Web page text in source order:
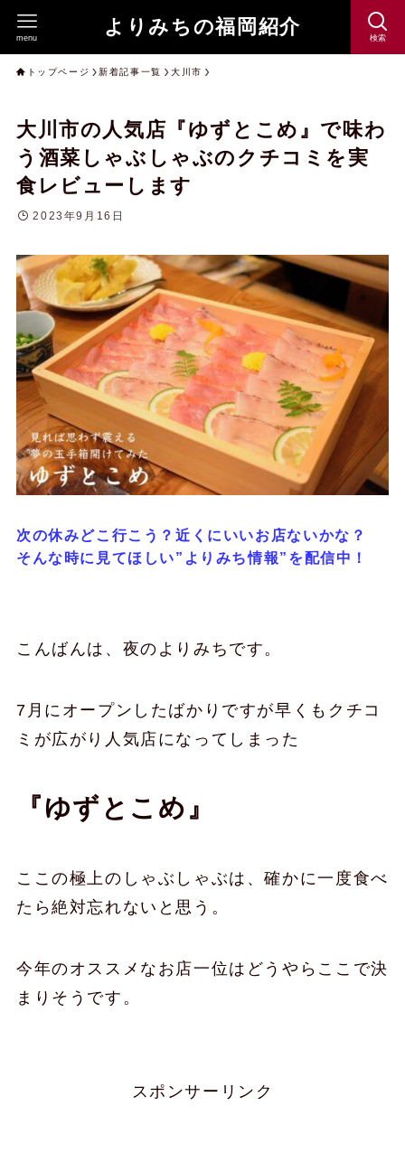
よりみちの福岡紹介 検索
menu
トップページ 新着記事一覧 大川市
大川市の人気店『ゆずとこめ』で味わ
う酒菜しゃぶしゃぶのクチコミを実
食レビューします
2023年9月16日
次の休みどこ行こう？近くにいいお店ないかな？
そんな時に見てほしい”よりみち情報”を配信中！
こんばんは、夜のよりみちです。
7月にオープンしたばかりですが早くもクチコ
ミが広がり人気店になってしまった
『ゆずとこめ』
ここの極上のしゃぶしゃぶは、確かに一度食べ
たら絶対忘れないと思う。
今年のオススメなお店一位はどうやらここで決
まりそうです。
スポンサーリンク